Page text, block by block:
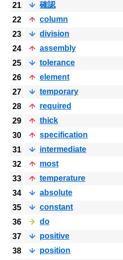
21
確認
22
column
23
division
24
assembly
25
tolerance
26
element
27
temporary
28
required
29
thick
30
specification
31
intermediate
32
most
33
temperature
34
absolute
35
constant
36
do
37
positive
38
position